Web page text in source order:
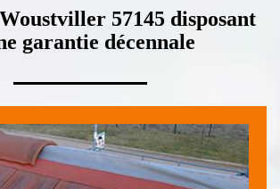
57145 disposant
garantie décennale